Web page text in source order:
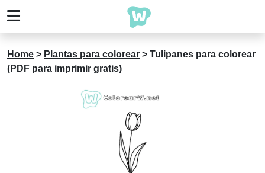
Home > Plantas para colorear > Tulipanes para colorear
(PDF para imprimir gratis)